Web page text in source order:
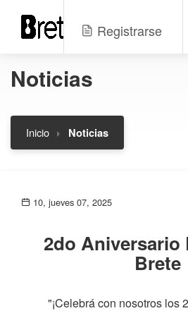
Registrarse
Noticias
Inicio Noticias
10, jueves 07, 2025
2do Aniversario
Brete
"¡Celebrá con nosotros los